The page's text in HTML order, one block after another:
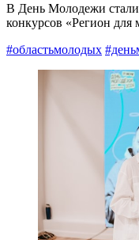
В День Молодежи стали
конкурсов «Регион
#областьмолодых